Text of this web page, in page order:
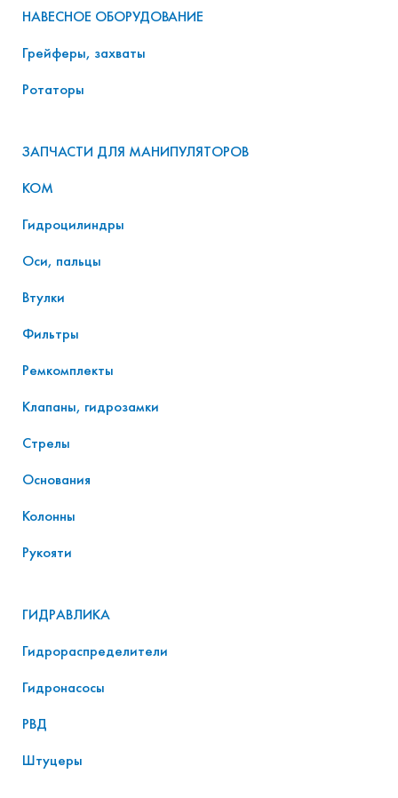
НАВЕСНОЕ ОБОРУДОВАНИЕ
Грейферы, захваты
Ротаторы
ЗАПЧАСТИ ДЛЯ МАНИПУЛЯТОРОВ
КОМ
Гидроцилиндры
Оси, пальцы
Втулки
Фильтры
Ремкомплекты
Клапаны, гидрозамки
Стрелы
Основания
Колонны
Рукояти
ГИДРАВЛИКА
Гидрораспределители
Гидронасосы
РВД
Штуцеры